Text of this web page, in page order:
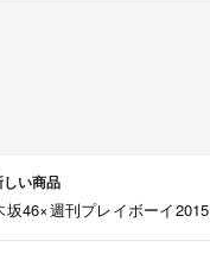
しい商品
坂46×週刊プレイボーイ2015